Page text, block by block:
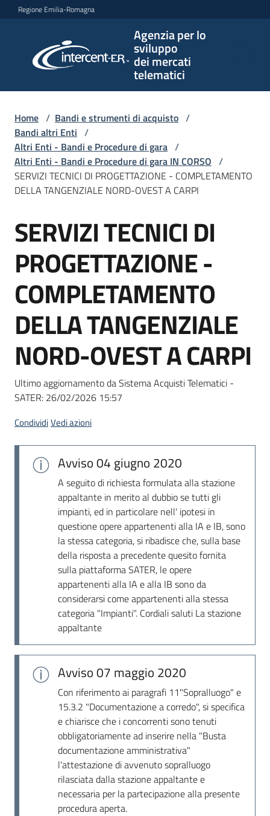
Vai al contenuto
Vai alla navigazione
Vai al footer
Regione Emilia-Romagna
Agenzia per lo
sviluppo
dei mercati
telematici
per lo
sviluppo
telematici
L'Agenzia
Bandi
e
di
Supporto
telematiche
Home / Bandi e strumenti di acquisto /
Bandi altri Enti /
Altri Enti - Bandi e Procedure di gara /
Altri Enti - Bandi e Procedure di gara IN CORSO /
SERVIZI TECNICI DI PROGETTAZIONE - COMPLETAMENTO
DELLA TANGENZIALE NORD-OVEST A CARPI
Salta al contenuto
SERVIZI TECNICI DI
PROGETTAZIONE -
COMPLETAMENTO
DELLA TANGENZIALE
NORD-OVEST A CARPI
Ultimo aggiornamento da Sistema Acquisti Telematici -
SATER: 26/02/2026 15:57
CondividiVedi azioni
Avviso04 giugno 2020
A seguito di richiesta formulata alla stazione
appaltante in merito al dubbio se tutti gli
impianti, ed in particolare nell' ipotesi in
questione opere appartenenti alla IA e IB, sono
la stessa categoria, si ribadisce che, sulla base
della risposta a precedente quesito fornita
sulla piattaforma SATER, le opere
appartenenti alla IA e alla IB sono da
considerarsi come appartenenti alla stessa
categoria "Impianti". Cordiali saluti La stazione
appaltante
Avviso07 maggio 2020
Con riferimento ai paragrafi 11"Sopralluogo" e
15.3.2 "Documentazione a corredo", si specifica
e chiarisce che i concorrenti sono tenuti
obbligatoriamente ad inserire nella "Busta
documentazione amministrativa"
l'attestazione di avvenuto sopralluogo
rilasciata dalla stazione appaltante e
necessaria per la partecipazione alla presente
procedura aperta.